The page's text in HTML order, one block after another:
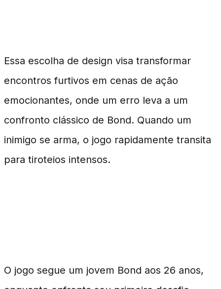
Essa escolha de design visa transformar
encontros furtivos em cenas de ação
emocionantes, onde um erro leva a um
confronto clássico de Bond. Quando um
inimigo se arma, o jogo rapidamente transita
para tiroteios intensos.
O jogo segue um jovem Bond aos 26 anos,